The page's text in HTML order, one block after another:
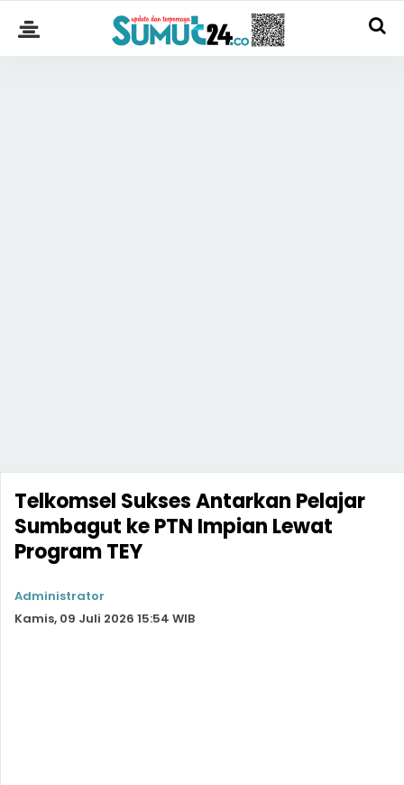
Telkomsel Sukses Antarkan Pelajar
Sumbagut ke PTN Impian Lewat
Program TEY
Administrator
Kamis, 09 Juli 2026 15:54 WIB